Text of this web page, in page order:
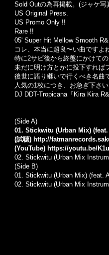
Sold Outの為再掲載。(ジャケ
US Original Press.
US Promo Only !!
Rare !!
05' Super Hit Mellow Smooth
コレ、本当に超良〜い曲ですよ
特に2サビ後から終盤にかけて
未だに明け方とかに投下すれば
後世に語り継いで行くべき名曲
人気の1枚につき、お急ぎ下さい
DJ DDT-Tropicana『Kira Kira
(Side A)
01. Stickwitu (Urban Mix)
(試聴) http://
(YouTube) https://youtu.be/
02. Stickwitu (Urban Mix
(Side B)
01. Stickwitu (Urban Mix) (feat.
02. Stickwitu (Urban Mix